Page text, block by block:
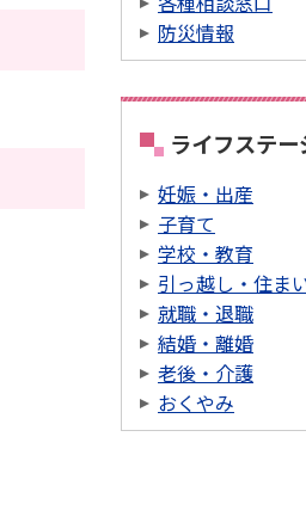
防災情報
ライフステー
妊娠・出産
子育て
学校・教育
引っ越し・住ま
就職・退職
結婚・離婚
老後・介護
おくやみ